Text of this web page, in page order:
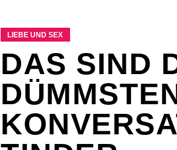
LIEBE UND SEX
DAS SIND